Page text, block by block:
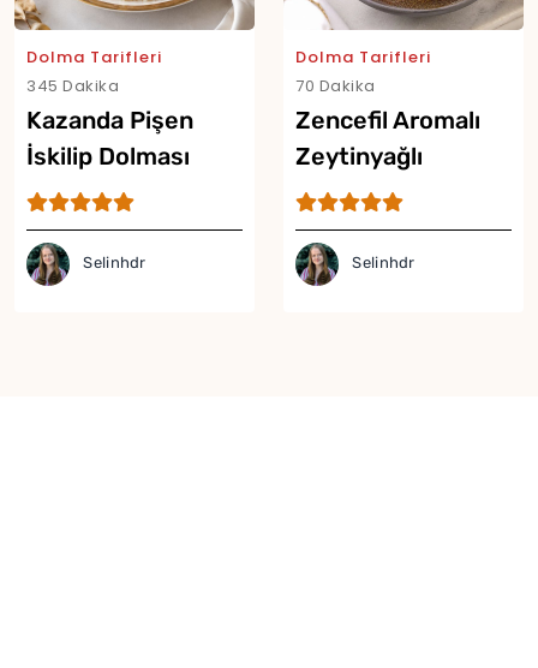
Dolma Tarifleri
345 Dakika
Kazanda Pişen
İskilip Dolması
Tarifi
Selinhdr
Dolma Tarifleri
70 Dakika
Zencefil Aromalı
Zeytinyağlı
Domates Dolması
Tarifi
Selinhdr